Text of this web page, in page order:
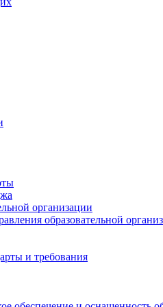
организации
образовательной
и требования